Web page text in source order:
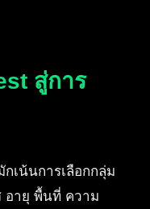
สู่การ
กเน้นการเลือกกลุ่ม
อายุ พื้นที่ ความ